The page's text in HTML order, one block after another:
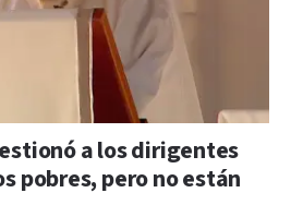
a los dirigentes
pobres, pero no están